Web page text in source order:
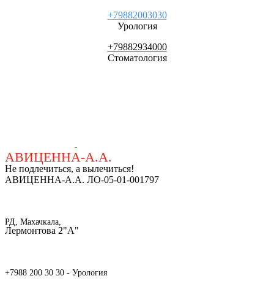
+79882003030
Урология
+79882934000
Стоматология
АВИЦЕННА-А.А.
Не подлечиться, а вылечиться!
АВИЦЕННА-А.А. ЛО-05-01-001797
РД, Махачкала,
Лермонтова 2"А"
+7988 200 30 30 - Урология